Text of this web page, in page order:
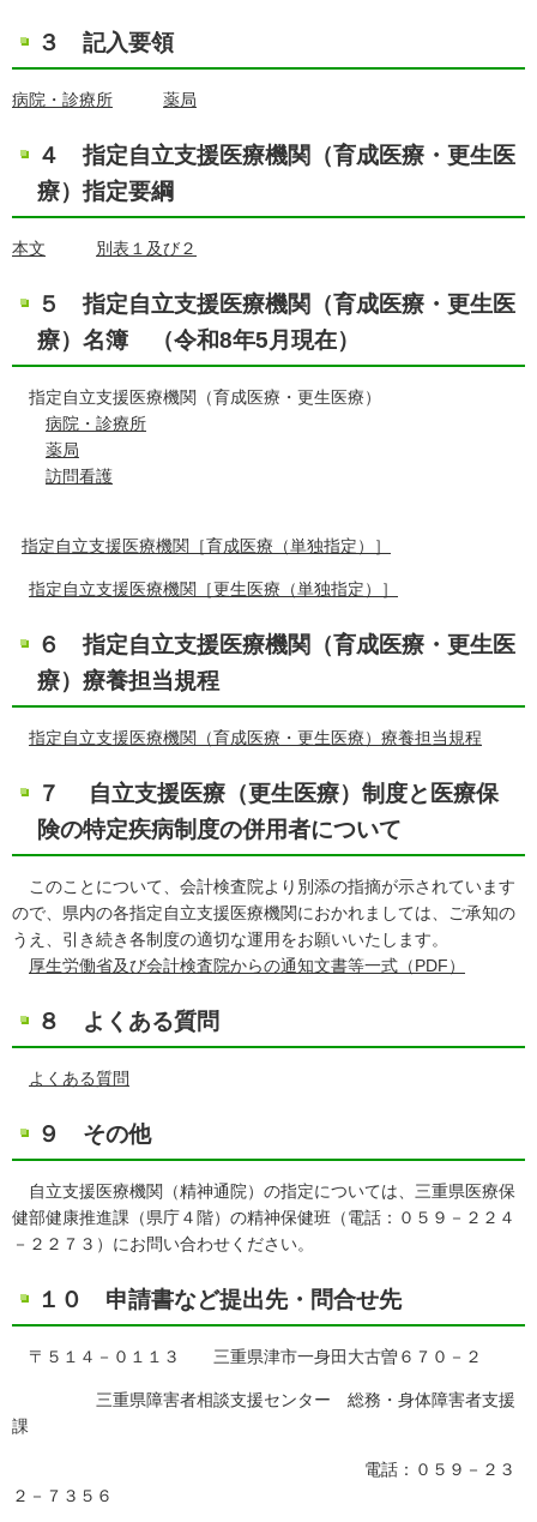
３ 記入要領
病院・診療所 薬局
４ 指定自立支援医療機関（育成医療・更生医
療）指定要綱
本文 別表１及び２
５ 指定自立支援医療機関（育成医療・更生医
療）名簿 （令和8年5月現在）
指定自立支援医療機関（育成医療・更生医療）
病院・診療所
薬局
訪問看護
指定自立支援医療機関［育成医療（単独指定）］
指定自立支援医療機関［更生医療（単独指定）］
６ 指定自立支援医療機関（育成医療・更生医
療）療養担当規程
指定自立支援医療機関（育成医療・更生医療）療養担当規程
７ 自立支援医療（更生医療）制度と医療保
険の特定疾病制度の併用者について
このことについて、会計検査院より別添の指摘が示されています
ので、県内の各指定自立支援医療機関におかれましては、ご承知の
うえ、引き続き各制度の適切な運用をお願いいたします。
厚生労働省及び会計検査院からの通知文書等一式（PDF）
８ よくある質問
よくある質問
９ その他
自立支援医療機関（精神通院）の指定については、三重県医療保
健部健康推進課（県庁４階）の精神保健班（電話：０５９－２２４
－２２７３）にお問い合わせください。
１０ 申請書など提出先・問合せ先
〒５１４－０１１３ 三重県津市一身田大古曽６７０－２
三重県障害者相談支援センター 総務・身体障害者支援
課
電話：０５９－２３
２－７３５６